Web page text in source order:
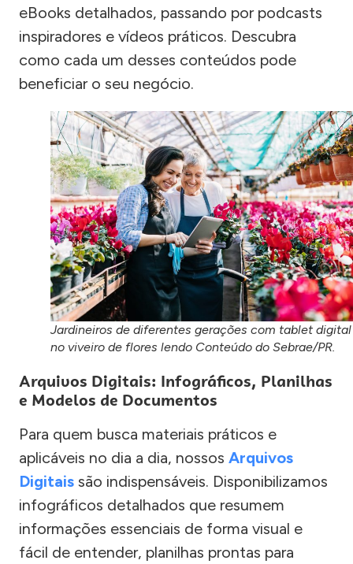
eBooks detalhados, passando por podcasts
inspiradores e vídeos práticos. Descubra
como cada um desses conteúdos pode
beneficiar o seu negócio.
Jardineiros de diferentes gerações com tablet digital
no viveiro de flores lendo Conteúdo do Sebrae/PR.
Arquivos Digitais: Infográficos, Planilhas
e Modelos de Documentos
Para quem busca materiais práticos e
aplicáveis no dia a dia, nossos Arquivos
Digitais são indispensáveis. Disponibilizamos
infográficos detalhados que resumem
informações essenciais de forma visual e
fácil de entender, planilhas prontas para